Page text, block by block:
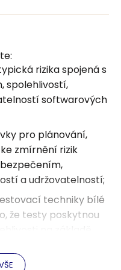
byste očekávali
zabezpečení do
testovacího
vzít v úvahu při
zabezpečení.
spolehlivosti do
testovacího
vzít v úvahu při
spolehlivosti.
rizika spojená s
spolehlivostí,
softwarových
pro plánování,
zmírnění rizik
a udržovatelností;
techniky bílé
že testy poskytnou
s vývojáři a